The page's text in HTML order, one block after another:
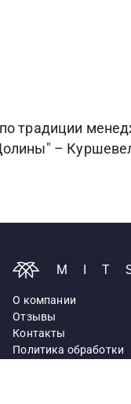
по традиции
–
О компании
Отзывы
Контакты
Политика обработки